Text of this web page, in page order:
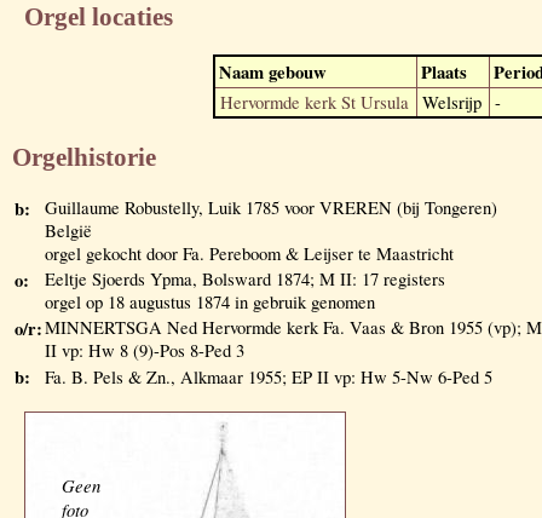
Orgel locaties
Naam gebouw Plaats
Hervormde kerk St Ursula Welsrijp -
Orgelhistorie
b:
Guillaume Robustelly, Luik 1785 voor VREREN (bij Tongeren)
België
orgel gekocht door Fa. Pereboom & Leijser te Maastricht
o:
Eeltje Sjoerds Ypma, Bolsward 1874; M II: 17 registers
orgel op 18 augustus 1874 in gebruik genomen
o/r:MINNERTSGA Ned Hervormde kerk Fa. Vaas & Bron 1955 (vp); M
II vp: Hw 8 (9)-Pos 8-Ped 3
b: Fa. B. Pels & Zn., Alkmaar 1955; EP II vp: Hw 5-Nw 6-Ped 5
Geen
foto